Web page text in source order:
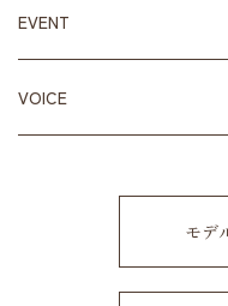
EVENT
VOICE
モデ